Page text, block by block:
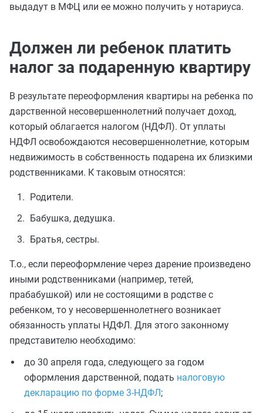
выдадут в МФЦ или ее можно получить у нотариуса.
Должен ли ребенок платить
налог за подаренную квартиру
В результате переоформления квартиры на ребенка по
дарственной несовершеннолетний получает доход,
который облагается налогом (НДФЛ). От уплаты
НДФЛ освобождаются несовершеннолетние, которым
недвижимость в собственность подарена их близкими
родственниками. К таковым относятся:
Родители.
Бабушка, дедушка.
Братья, сестры.
Т.о., если переоформление через дарение произведено
иными родственниками (например, тетей,
прабабушкой) или не состоящими в родстве с
ребенком, то у несовершеннолетнего возникает
обязанность уплаты НДФЛ. Для этого законному
представителю необходимо:
до 30 апреля года, следующего за годом
оформления дарственной, подать налоговую
декларацию по форме 3-НДФЛ;